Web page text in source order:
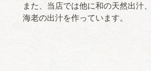
また、当店では他に和の天然出汁
海老の出汁を作っています。